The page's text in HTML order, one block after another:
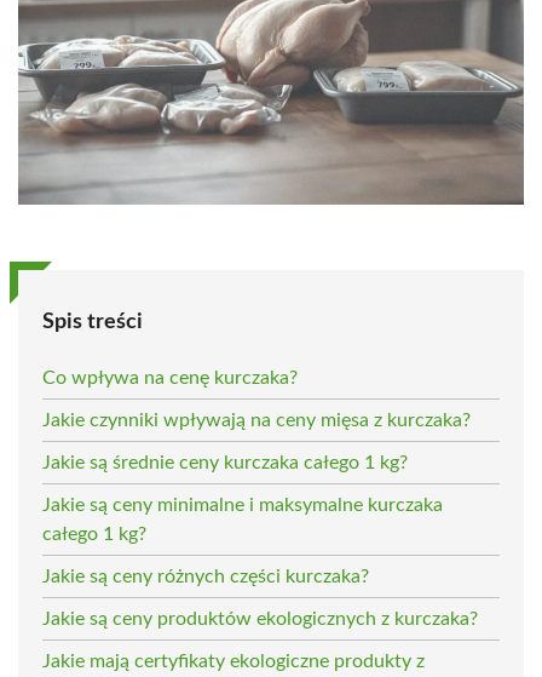
Spis treści
Co wpływa na cenę kurczaka?
Jakie czynniki wpływają na ceny mięsa z kurczaka?
Jakie są średnie ceny kurczaka całego 1 kg?
Jakie są ceny minimalne i maksymalne kurczaka
całego 1 kg?
Jakie są ceny różnych części kurczaka?
Jakie są ceny produktów ekologicznych z kurczaka?
Jakie mają certyfikaty ekologiczne produkty z